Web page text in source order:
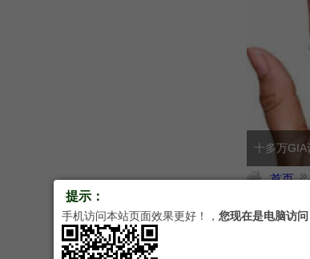
十多万
首页
原创 美
提示：
手机访问本站页面效果更好！，您现在是电脑访问